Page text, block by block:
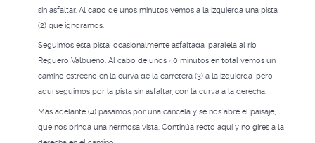
sin asfaltar. Al cabo de unos minutos vemos a la izquierda una pista
(2) que ignoramos.
Seguimos esta pista, ocasionalmente asfaltada, paralela al río
Reguero Valbueno. Al cabo de unos 40 minutos en total vemos un
camino estrecho en la curva de la carretera (3) a la izquierda, pero
aquí seguimos por la pista sin asfaltar, con la curva a la derecha.
Más adelante (4) pasamos por una cancela y se nos abre el paisaje,
que nos brinda una hermosa vista. Continúa recto aquí y no gires a la